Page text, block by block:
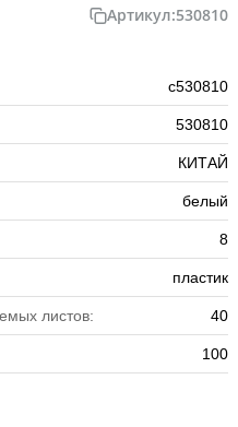
Артикул:530810
с530810
530810
КИТАЙ
белый
8
пластик
листов: 40
100